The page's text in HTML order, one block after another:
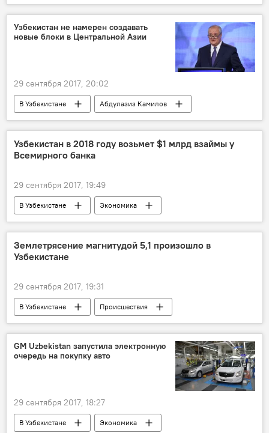
МХТ имени Чехова
Узбекистан не намерен создавать
новые блоки в Центральной Азии
29 сентября 2017, 20:02
В Узбекистане
Абдулазиз Камилов
ООН
Политика
Узбекистан в 2018 году возьмет $1 млрд взаймы у
Всемирного банка
29 сентября 2017, 19:49
В Узбекистане
Экономика
Всемирный банк
Землетрясение магнитудой 5,1 произошло в
Узбекистане
29 сентября 2017, 19:31
В Узбекистане
Происшествия
Ташкент
GM Uzbekistan запустила электронную
очередь на покупку авто
29 сентября 2017, 18:27
В Узбекистане Экономика